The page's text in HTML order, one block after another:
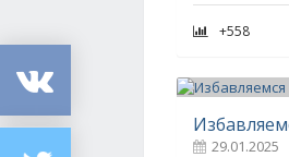
+558
29.01.2025